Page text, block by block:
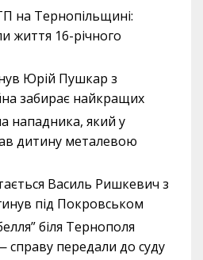
на Тернопільщині:
життя 16-річного
Юрій Пушкар з
забирає найкращих
нападника, який у
дитину металевою
Василь Ришкевич з
під Покровськом
біля Тернополя
справу передали до суду